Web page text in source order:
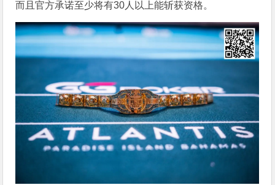
而且官方承诺至少将有30人以上能斩获资格。